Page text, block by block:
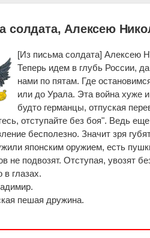
солдата, Алексею
[Из письма солдата] Алексею
Теперь идем в глубь России,
нами по пятам. Где
или до Урала. Эта война хуже
будто германцы, отпуская
отступайте без боя". Ведь
бесполезно. Значит зря
японским оружием, есть
не подвозят. Отступая, увозят
в глазах.
пешая дружина.